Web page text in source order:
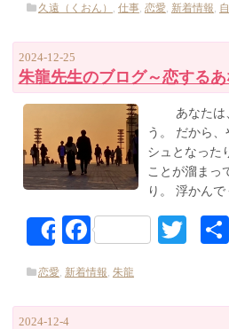
久遠（くおん） 仕事, 恋愛, 新着情報
2024-12-25
朱龍先生のブログ～恋するあ
あなたは、
う。 だから
シュとなった
ことが溜まっ
り。 浮かんで
ShareFacebook
恋愛, 新着情報 朱龍
2024-12-4